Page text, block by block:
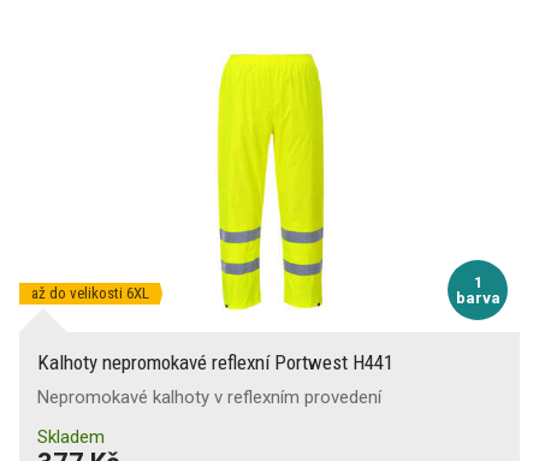
1
barva
až do velikosti 6XL
Kalhoty nepromokavé reflexní Portwest H441
Nepromokavé kalhoty v reflexním provedení
Skladem